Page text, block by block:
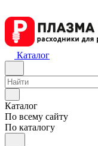
Каталог
Каталог
По всему сайту
По каталогу